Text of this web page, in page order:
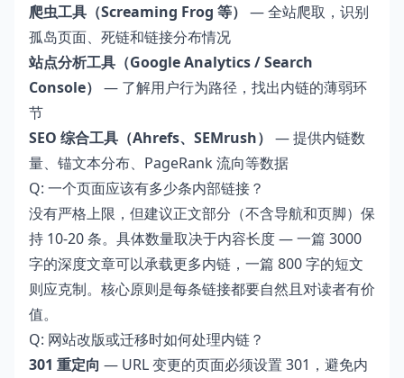
爬虫工具（Screaming Frog 等） — 全站爬取，识别
孤岛页面、死链和链接分布情况
站点分析工具（Google Analytics / Search
Console） — 了解用户行为路径，找出内链的薄弱环
节
SEO 综合工具（Ahrefs、SEMrush） — 提供内链数
量、锚文本分布、PageRank 流向等数据
Q: 一个页面应该有多少条内部链接？
没有严格上限，但建议正文部分（不含导航和页脚）保
持 10-20 条。具体数量取决于内容长度 — 一篇 3000
字的深度文章可以承载更多内链，一篇 800 字的短文
则应克制。核心原则是每条链接都要自然且对读者有价
值。
Q: 网站改版或迁移时如何处理内链？
301 重定向 — URL 变更的页面必须设置 301，避免内